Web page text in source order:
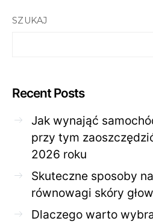
SZUKAJ
Recent Posts
Jak wynająć
przy tym
2026 roku
Skuteczne sposoby
równowagi skóry
Dlaczego warto